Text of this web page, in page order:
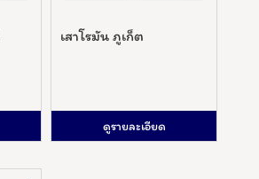
เสาโรมัน ภูเก็ต
ดูรายละเอียด